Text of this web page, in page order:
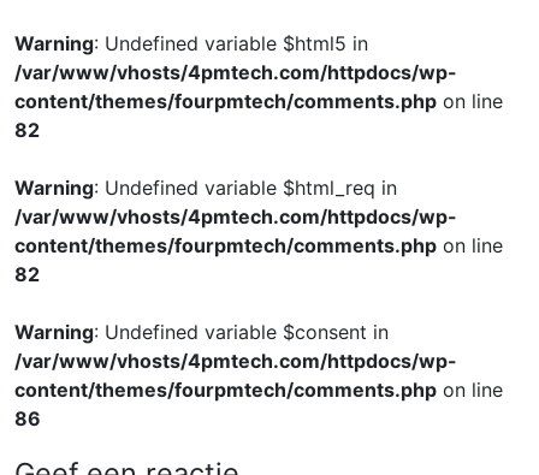
Warning: Undefined variable $html5 in
/var/www/vhosts/4pmtech.com/httpdocs/wp-
content/themes/fourpmtech/comments.php on line
82
Warning: Undefined variable $html_req in
/var/www/vhosts/4pmtech.com/httpdocs/wp-
content/themes/fourpmtech/comments.php on line
82
Warning: Undefined variable $consent in
/var/www/vhosts/4pmtech.com/httpdocs/wp-
content/themes/fourpmtech/comments.php on line
86